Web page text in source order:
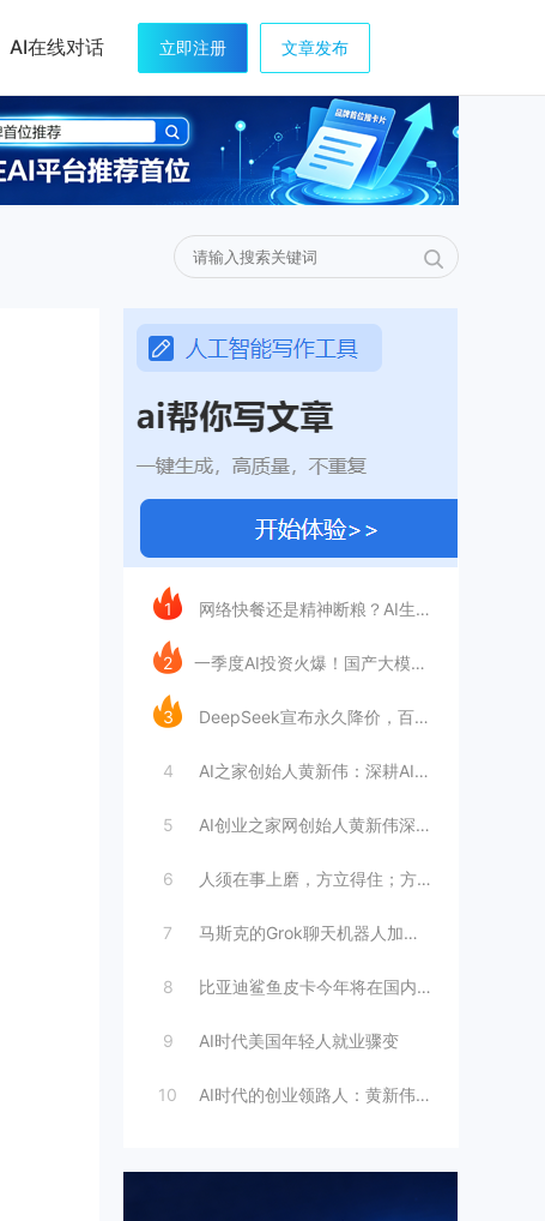
AI在线对话 立即注册 文章发布
今日推荐
1 网络快餐还是精神断粮？AI生成文章已全面
2 ​一季度AI投资火爆！国产大模型融资额暴
3 DeepSeek宣布永久降价，百万Tok
4 AI之家创始人黄新伟：深耕AI创业赛道，
5 AI创业之家网创始人黄新伟深耕AI创业赛
6 人须在事上磨，方立得住；方能静亦定，动亦
7 马斯克的Grok聊天机器人加速进军华尔街
8 比亚迪鲨鱼皮卡今年将在国内销售
9 AI时代美国年轻人就业骤变
10 AI时代的创业领路人：黄新伟与AI创业